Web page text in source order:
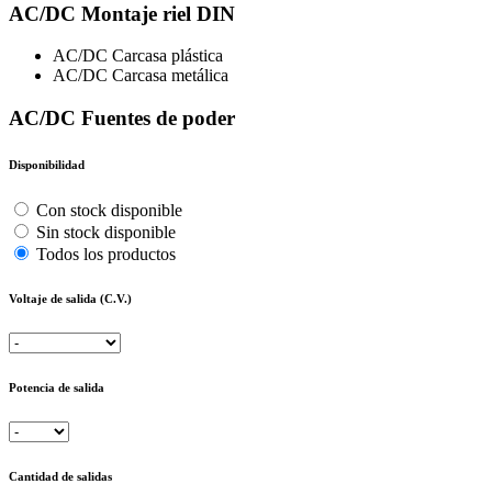
AC/DC Montaje riel DIN
AC/DC Carcasa plástica
AC/DC Carcasa metálica
AC/DC Fuentes de poder
Disponibilidad
Con stock disponible
Sin stock disponible
Todos los productos
Voltaje de salida (C.V.)
Potencia de salida
Cantidad de salidas